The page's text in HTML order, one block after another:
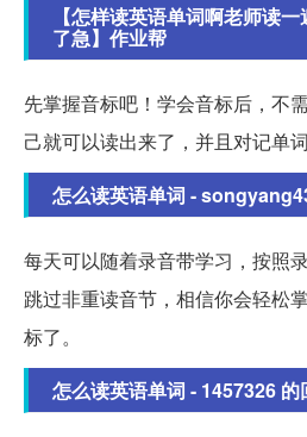
【怎样读英语单词啊老师读
了急】作业帮
先掌握音标吧！学会音标后，不
己就可以读出来了，并且对记单
怎么读英语单词 -
每天可以随着录音带学习，按照
跳过非重读音节，相信你会轻松
标了。
怎么读英语单词 - 1457326 的